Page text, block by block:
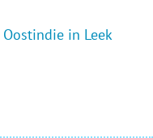
in Leek